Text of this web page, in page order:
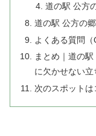
道の駅 公方
道の駅 公方の
よくある質問（
まとめ｜道の
に欠かせない立
次のスポット